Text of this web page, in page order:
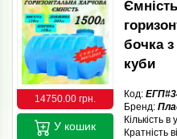
14750.00 грн.
бочка
куби
Код:
Бренд:
Кількість в
Кратність
У кошик